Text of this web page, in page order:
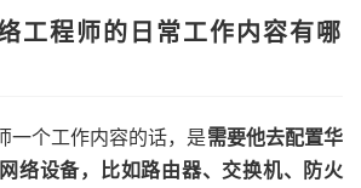
工程师的日常工作内容有哪
一个工作内容的话，是需要他去配置华
络设备，比如路由器、交换机、防火